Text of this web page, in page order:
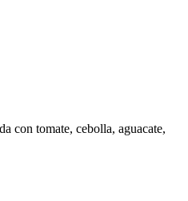
con tomate, cebolla, aguacate,